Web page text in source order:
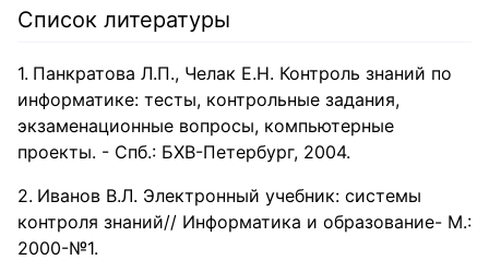
Список литературы
Панкратова Л.П., Челак Е.Н. Контроль знаний по
информатике: тесты, контрольные задания,
экзаменационные вопросы, компьютерные
проекты. - Спб.: БХВ-Петербург, 2004.
Иванов В.Л. Электронный учебник: системы
контроля знаний// Информатика и образование- М.:
2000-№1.